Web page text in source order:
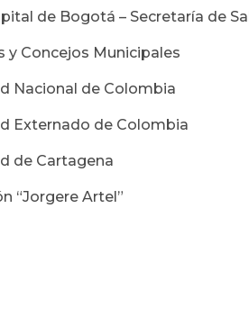
de Bogotá – Secretaría de
Concejos Municipales
de Colombia
de Colombia
Cartagena
“Jorgere Artel”